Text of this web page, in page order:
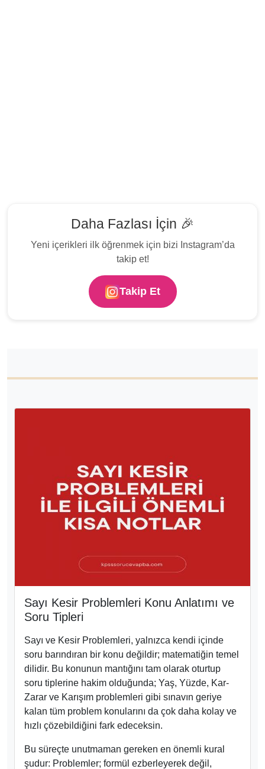
Daha Fazlası İçin 🎉
Yeni içerikleri ilk öğrenmek için bizi Instagram’da
takip et!
Takip Et
Sayı Kesir Problemleri Konu Anlatımı ve
Soru Tipleri
Sayı ve Kesir Problemleri, yalnızca kendi içinde
soru barındıran bir konu değildir; matematiğin temel
dilidir. Bu konunun mantığını tam olarak oturtup
soru tiplerine hakim olduğunda; Yaş, Yüzde, Kar-
Zarar ve Karışım problemleri gibi sınavın geriye
kalan tüm problem konularını da çok daha kolay ve
hızlı çözebildiğini fark edeceksin.
Bu süreçte unutmaman gereken en önemli kural
şudur: Problemler; formül ezberleyerek değil,